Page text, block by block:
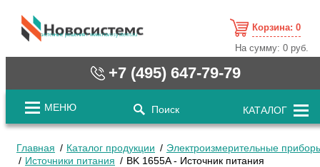
cистемные решения / www.novosystems.ru
Корзина: 0
На сумму:0 руб.
+7 (495) 647-79-79
МЕНЮ Поиск КАТАЛОГ
Главная Каталог продукции
Электроизмерительные
Источники питания
ВK 1655A - Источник питания